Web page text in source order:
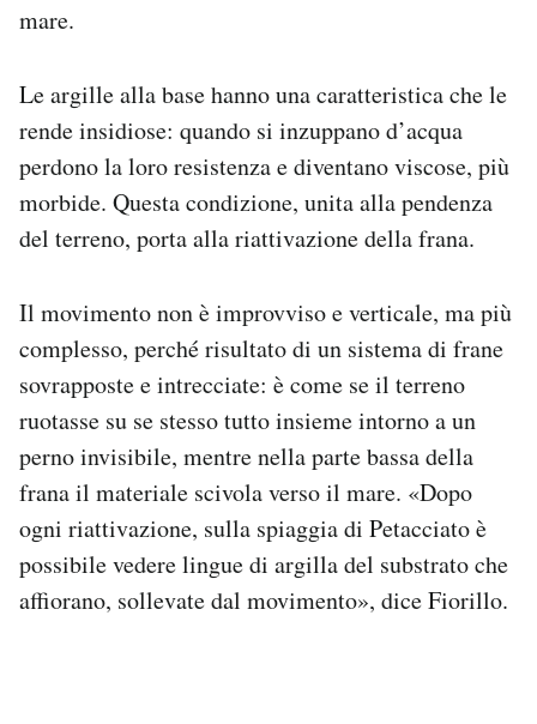
mare.
Le argille alla base hanno una caratteristica che le
rende insidiose: quando si inzuppano d’acqua
perdono la loro resistenza e diventano viscose, più
morbide. Questa condizione, unita alla pendenza
del terreno, porta alla riattivazione della frana.
Il movimento non è improvviso e verticale, ma più
complesso, perché risultato di un sistema di frane
sovrapposte e intrecciate: è come se il terreno
ruotasse su se stesso tutto insieme intorno a un
perno invisibile, mentre nella parte bassa della
frana il materiale scivola verso il mare. «Dopo
ogni riattivazione, sulla spiaggia di Petacciato è
possibile vedere lingue di argilla del substrato che
affiorano, sollevate dal movimento», dice Fiorillo.